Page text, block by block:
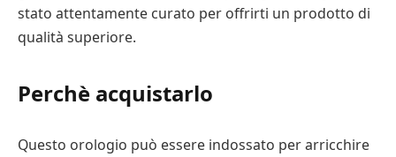
stato attentamente curato per offrirti un prodotto di
qualità superiore.
Perchè acquistarlo
Questo orologio può essere indossato per arricchire